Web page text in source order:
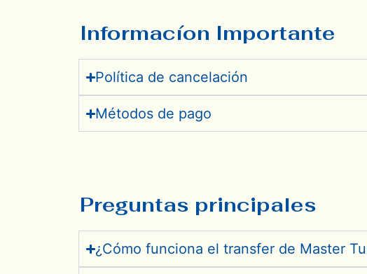
Informacíon Importante
Política de cancelación
Métodos de pago
Preguntas principales
¿Cómo funciona el transfer de Master